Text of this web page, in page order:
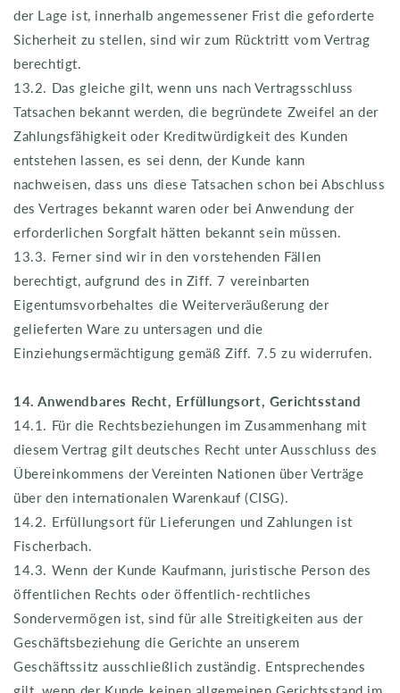
der Lage ist, innerhalb angemessener Frist die geforderte
Sicherheit zu stellen, sind wir zum Rücktritt vom Vertrag
berechtigt.
13.2. Das gleiche gilt, wenn uns nach Vertragsschluss
Tatsachen bekannt werden, die begründete Zweifel an der
Zahlungsfähigkeit oder Kreditwürdigkeit des Kunden
entstehen lassen, es sei denn, der Kunde kann
nachweisen, dass uns diese Tatsachen schon bei Abschluss
des Vertrages bekannt waren oder bei Anwendung der
erforderlichen Sorgfalt hätten bekannt sein müssen.
13.3. Ferner sind wir in den vorstehenden Fällen
berechtigt, aufgrund des in Ziff. 7 vereinbarten
Eigentumsvorbehaltes die Weiterveräußerung der
gelieferten Ware zu untersagen und die
Einziehungsermächtigung gemäß Ziff. 7.5 zu widerrufen.
14. Anwendbares Recht, Erfüllungsort, Gerichtsstand
14.1. Für die Rechtsbeziehungen im Zusammenhang mit
diesem Vertrag gilt deutsches Recht unter Ausschluss des
Übereinkommens der Vereinten Nationen über Verträge
über den internationalen Warenkauf (CISG).
14.2. Erfüllungsort für Lieferungen und Zahlungen ist
Fischerbach.
14.3. Wenn der Kunde Kaufmann, juristische Person des
öffentlichen Rechts oder öffentlich-rechtliches
Sondervermögen ist, sind für alle Streitigkeiten aus der
Geschäftsbeziehung die Gerichte an unserem
Geschäftssitz ausschließlich zuständig. Entsprechendes